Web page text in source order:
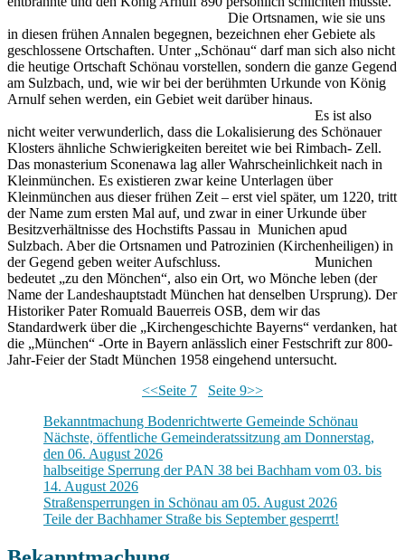
Die Ortsnamen, wie sie uns
in diesen frühen Annalen begegnen, bezeichnen eher Gebiete als
geschlossene Ortschaften. Unter „Schönau“ darf man sich also nicht
die heutige Ortschaft Schönau vorstellen, sondern die ganze Gegend
am Sulzbach, und, wie wir bei der berühmten Urkunde von König
Arnulf sehen werden, ein Gebiet weit darüber hinaus.
Es ist also
nicht weiter verwunderlich, dass die Lokalisierung des Schönauer
Klosters ähnliche Schwierigkeiten bereitet wie bei Rimbach- Zell.
Das monasterium Sconenawa lag aller Wahrscheinlichkeit nach in
Kleinmünchen. Es existieren zwar keine Unterlagen über
Kleinmünchen aus dieser frühen Zeit – erst viel später, um 1220, tritt
der Name zum ersten Mal auf, und zwar in einer Urkunde über
Besitzverhältnisse des Hochstifts Passau in Munichen apud
Sulzbach. Aber die Ortsnamen und Patrozinien (Kirchenheiligen) in
der Gegend geben weiter Aufschluss. Munichen
bedeutet „zu den Mönchen“, also ein Ort, wo Mönche leben (der
Name der Landeshauptstadt München hat denselben Ursprung). Der
Historiker Pater Romuald Bauerreis OSB, dem wir das
Standardwerk über die „Kirchengeschichte Bayerns“ verdanken, hat
die „München“ -Orte in Bayern anlässlich einer Festschrift zur 800-
Jahr-Feier der Stadt München 1958 eingehend untersucht.
<<Seite 7
Seite 9>>
Bekanntmachung Bodenrichtwerte Gemeinde Schönau
Nächste, öffentliche Gemeinderatssitzung am Donnerstag,
den 06. August 2026
halbseitige Sperrung der PAN 38 bei Bachham vom 03. bis
14. August 2026
Straßensperrungen in Schönau am 05. August 2026
Teile der Bachhamer Straße bis September gesperrt!